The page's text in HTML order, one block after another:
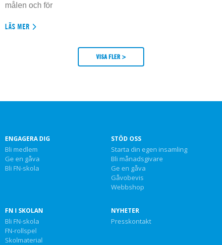
målen och för
LÄS MER
VISA FLER >
ENGAGERA DIG
Bli medlem
Ge en gåva
Bli FN-skola
STÖD OSS
Starta din egen insamling
Bli månadsgivare
Ge en gåva
Gåvobevis
Webbshop
FN I SKOLAN
Bli FN-skola
FN-rollspel
Skolmaterial
NYHETER
Presskontakt